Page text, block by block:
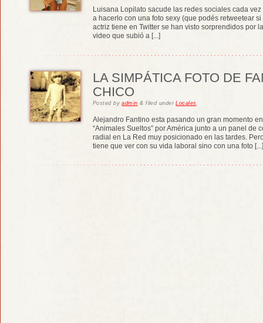
Luisana Lopilato sacude las redes sociales cada
a hacerlo con una foto sexy (que podés retweetear
actriz tiene en Twitter se han visto sorprendidos por
video que subió a [...]
LA SIMPÁTICA FOTO DE
CHICO
Postedbyadmin & filed underLocales
Alejandro Fantino esta pasando un gran momento
“Animales Sueltos” por América junto a un panel
radial en La Red muy posicionado en las tardes.
tiene que ver con su vida laboral sino con una foto [...]